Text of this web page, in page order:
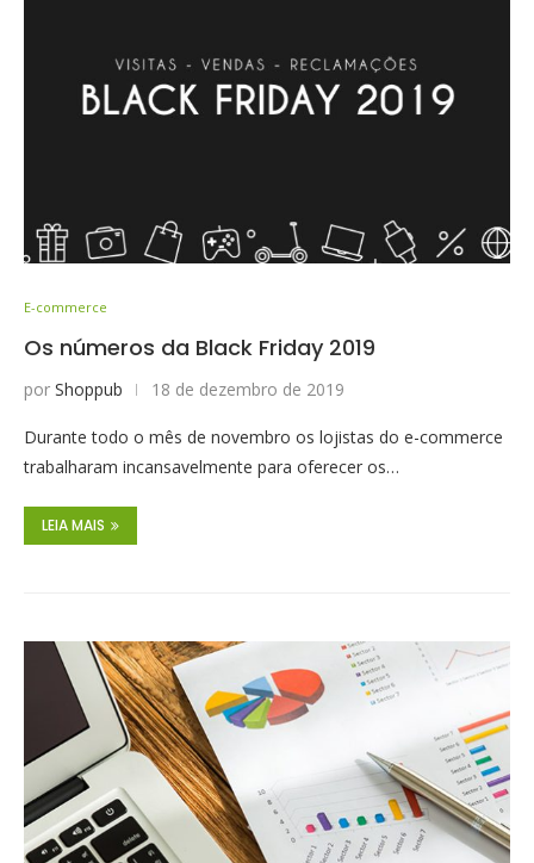
E-commerce
Os números da Black Friday 2019
por Shoppub 18 de dezembro de 2019
Durante todo o mês de novembro os lojistas do e-commerce
trabalharam incansavelmente para oferecer os…
LEIA MAIS